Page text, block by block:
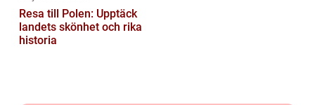
Resa till Polen: Upptäck
landets skönhet och rika
historia